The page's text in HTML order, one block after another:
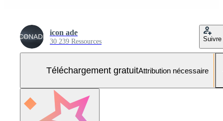
icon ade
30 239 Ressources Suivre
Téléchargement gratuitAttribution nécessaire